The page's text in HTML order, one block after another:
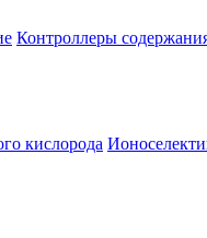
Контроллеры
кислорода